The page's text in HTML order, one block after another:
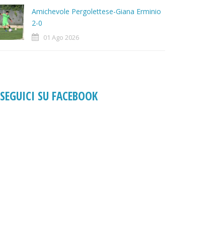
Amichevole Pergolettese-Giana Erminio
2-0
01 Ago 2026
SEGUICI SU FACEBOOK